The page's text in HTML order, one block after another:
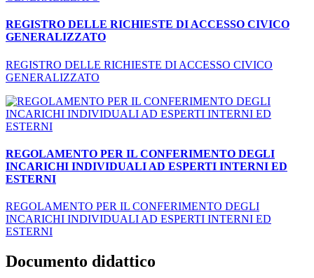
REGISTRO DELLE RICHIESTE DI ACCESSO CIVICO
GENERALIZZATO
REGISTRO DELLE RICHIESTE DI ACCESSO CIVICO
GENERALIZZATO
REGOLAMENTO PER IL CONFERIMENTO DEGLI
INCARICHI INDIVIDUALI AD ESPERTI INTERNI ED
ESTERNI
REGOLAMENTO PER IL CONFERIMENTO DEGLI
INCARICHI INDIVIDUALI AD ESPERTI INTERNI ED
ESTERNI
Documento didattico